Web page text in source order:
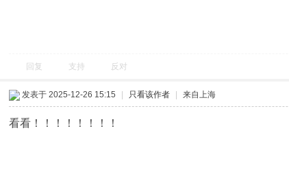
回复 支持 反对
发表于 2025-12-26 15:15 只看该作者 来自上海
看看！！！！！！！！